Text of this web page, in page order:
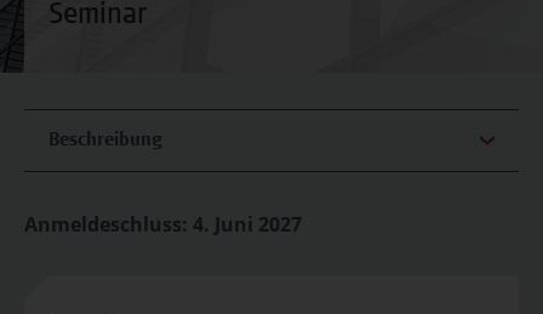
Seminar
Beschreibung
Anmeldeschluss: 4. Juni 2027